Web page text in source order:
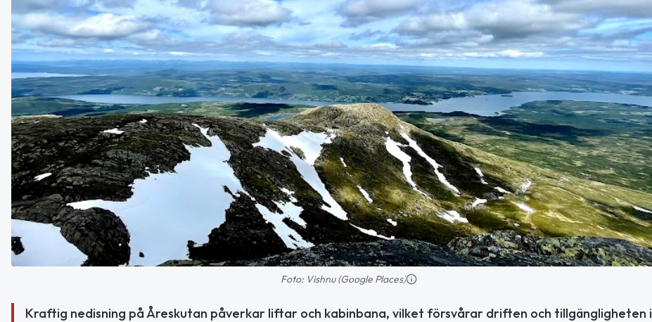
Foto: Vishnu (Google Places)
Kraftig nedisning på Åreskutan påverkar liftar och kabinbana, vilket försvårar driften och tillgängligheten i